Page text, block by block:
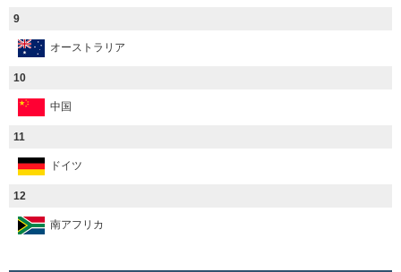
9
オーストラリア
10
中国
11
ドイツ
12
南アフリカ